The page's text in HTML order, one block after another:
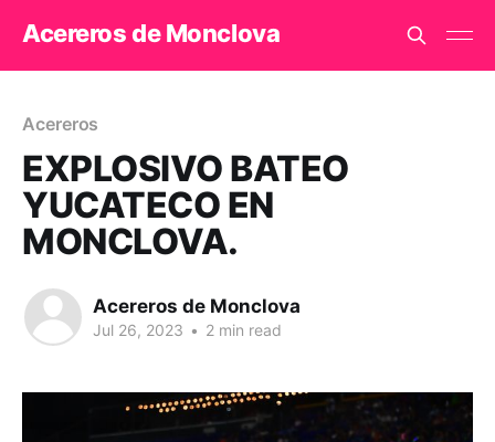
Acereros de Monclova
Acereros
EXPLOSIVO BATEO
YUCATECO EN
MONCLOVA.
Acereros de Monclova
Jul 26, 2023 • 2 min read